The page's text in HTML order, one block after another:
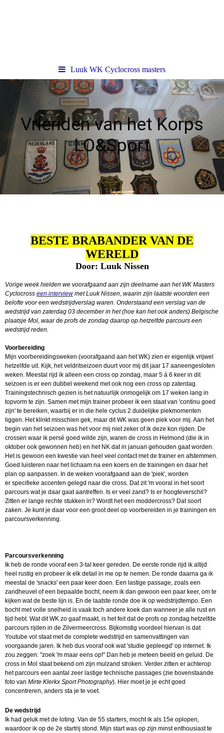
Luuk WK Cyclocross masters
Vrienden van het Korps
LO&Sport
BESTE BRABANDER VAN DE
WERELD
Door: Luuk Nissen
Vorige week hielden we voorafgaand aan zijn deelname aan het WK Masters
Cyclocross een interviewmet Luuk Nissen, waarin zijn laatste woorden een
belofte voor een wedstrijdverslag waren. Onderstaand een verslag van de
wedstrijd van zaterdag 03 december in het (hoe kan het ook anders) Belgische
plaatsje Mol, waar de profs de zondag daarop op hetzelfde parcours een
wedstrijd reden.
Voorbereiding
Mijn voorbereidingsweken (voorafgaand aan het WK) zien er eigenlijk vrijwel
hetzelfde uit. Kijk, het veldritseizoen duurt voor mij dit jaar 17 aaneengesloten
weken. Meestal rijd ik alleen een cross op zondag, maar 5 á 6 keer in dit
seizoen is er een dubbel weekend met ook nog een cross op zaterdag.
Trainingstechnisch gezien is het natuurlijk onmogelijk om 17 weken lang in
topvorm te zijn. Samen met mijn trainer probeer ik een staat van 'continu goed
zijn' te bereiken, waarbij er in die hele cyclus 2 duidelijke piekmomenten
liggen. Het klinkt misschien gek, maar dit WK was geen piek voor mij. Aan het
begin van het seizoen was het voor mij niet zeker of ik deze kon rijden. De
crossen waar ik persé goed wilde zijn, waren de cross in Helmond (die ik in
oktober ook gewonnen heb) en het NK dat in januari gehouden gaat worden.
Het is gewoon een kwestie van heel veel contact met de trainer en afstemmen.
Goed luisteren naar het lichaam na een koers en de trainingen en daar het
plan op aanpassen. In de weken voorafgaand aan de 'piek', worden
er specifieke accenten gelegd naar die cross. Dat zit 'm vooral in het soort
parcours wat je daar gaat aantreffen. Is er veel zand? Is er hoogteverschil?
Zitten er lange rechte stukken in? Wordt het een moddercross? Dat soort
zaken. Je kunt je daar voor een groot deel op voorbereiden in je trainingen en
parcoursverkenning.
Parcoursverkenning
Ik heb de ronde vooraf een 3-tal keer gereden. De eerste ronde rijd ik altijd
heel rustig en probeer ik elk detail in me op te nemen. De ronde daarna ga ik
meestal de 'snacks' een paar keer doen. Een lastige passage, zoals een
zandheuvel of een bepaalde bocht, neem ik dan gewoon een paar keer, om te
kijken wat de beste lijn is. En de laatste ronde doe ik op wedstrijdtempo. Een
bocht met volle snelheid is vaak toch andere koek dan wanneer je alle rust en
tijd hebt. Wat dit WK zo gaaf maakt, is het feit dat de profs op zondag hetzelfde
parcours rijden in de Zilvermeercross. Bijkomstig voordeel hiervan is dat
Youtube vol staat met de complete wedstrijd en samenvattingen van
voorgaande jaren. Ik heb dus vooraf ook wat 'studie gepleegd' op internet. Ik
zou zeggen: "zoek 'm maar eens op!" Dan heb je meteen beeld en geluid. De
cross in Mol staat bekend om zijn mulzand stroken. Verder zitten er achterop
het parcours een aantal zeer lastige technische passages (zie bovenstaande
foto van Mirte Klerkx Sport Photography). Hier moet je je echt goed
concentreren, anders sta je te voet.
De wedstrijd
Ik had geluk met de loting. Van de 55 starters, mocht ik als 15e oplopen,
waardoor ik op de 2e startrij stond. Mijn start was op zijn minst enthousiast te